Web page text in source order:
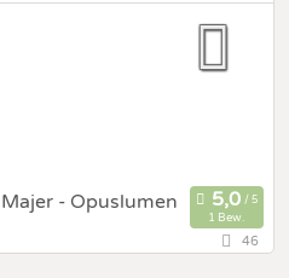
- Opuslumen
1 Bew.
46